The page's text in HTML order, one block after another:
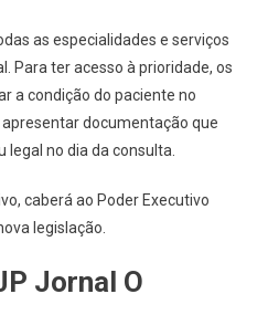
as especialidades e serviços
Para ter acesso à prioridade, os
a condição do paciente no
documentação que
no dia da consulta.
caberá ao Poder Executivo
legislação.
Jornal O